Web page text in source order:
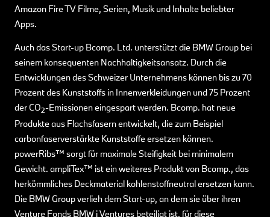
Amazon Fire TV Filme, Serien, Musik und Inhalte beliebter
Apps.
Auch das Start-up Bcomp. Ltd. unterstützt die BMW Group bei
seinem konsequenten Nachhaltigkeitsansatz. Durch die
Entwicklungen des Schweizer Unternehmens können bis zu 70
Prozent des Kunststoffs in Innenverkleidungen und 75 Prozent
der CO2-Emissionen eingespart werden. Bcomp. hat neue
Produkte aus Flachsfasern entwickelt, die zum Beispiel
carbonfaserverstärkte Kunststoffe ersetzen können.
powerRibs™ sorgt für maximale Steifigkeit bei minimalem
Gewicht. ampliTex™ ist ein weiteres Produkt von Bcomp., das
herkömmliches Deckmaterial kohlenstoffneutral ersetzen kann.
Die BMW Group verlieh dem Start-up, an dem sie über ihren
Venture Fonds BMW i Ventures beteiligt ist, für diese